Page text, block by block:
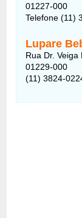
01227-000
Telefone (11)
Lupare
Rua Dr.
01229-000
(11) 3824-